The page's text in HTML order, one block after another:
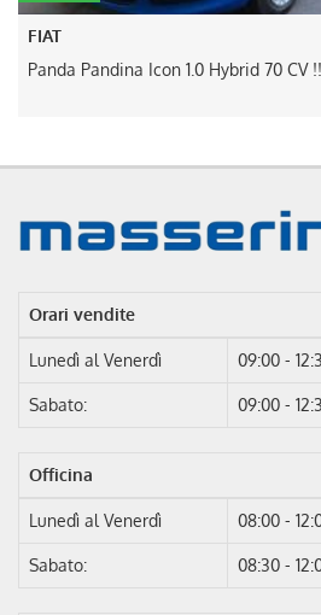
FIAT
Panda Pandina Icon 1.0 Hybrid 70 CV
Orari vendite
Lunedì al Venerdì 09:00 -
Sabato: 09:00 -
Officina
Lunedì al Venerdì 08:00 -
Sabato: 08:30 -